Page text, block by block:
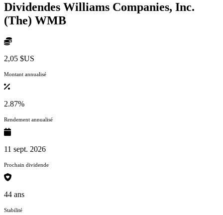
Dividendes Williams Companies, Inc.
(The) WMB
2,05 $US
Montant annualisé
2.87%
Rendement annualisé
11 sept. 2026
Prochain dividende
44 ans
Stabilité